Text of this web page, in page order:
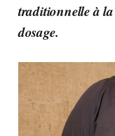
traditionnelle à
dosage.